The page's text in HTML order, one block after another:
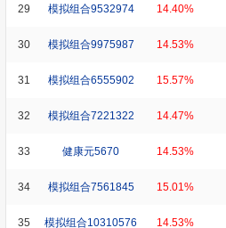
29 模拟组合9532974 14.40%
30 模拟组合9975987 14.53%
31 模拟组合6555902 15.57%
32 模拟组合7221322 14.47%
33 健康元5670 14.53%
34 模拟组合7561845 15.01%
35 模拟组合10310576 14.53%